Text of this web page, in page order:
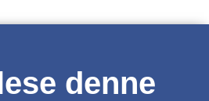
denne